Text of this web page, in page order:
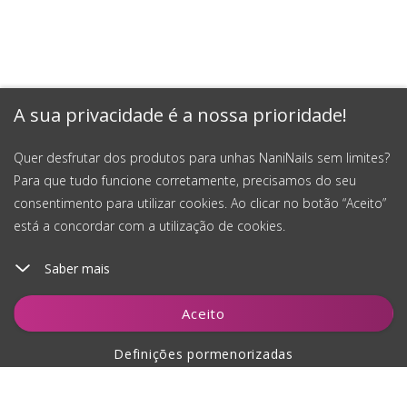
A sua privacidade é a nossa prioridade!
Quer desfrutar dos produtos para unhas NaniNails sem limites?
Para que tudo funcione corretamente, precisamos do seu
consentimento para utilizar cookies. Ao clicar no botão “Aceito”
está a concordar com a utilização de cookies.
Saber mais
Aceito
Definições pormenorizadas
Adicionar ao carrinho